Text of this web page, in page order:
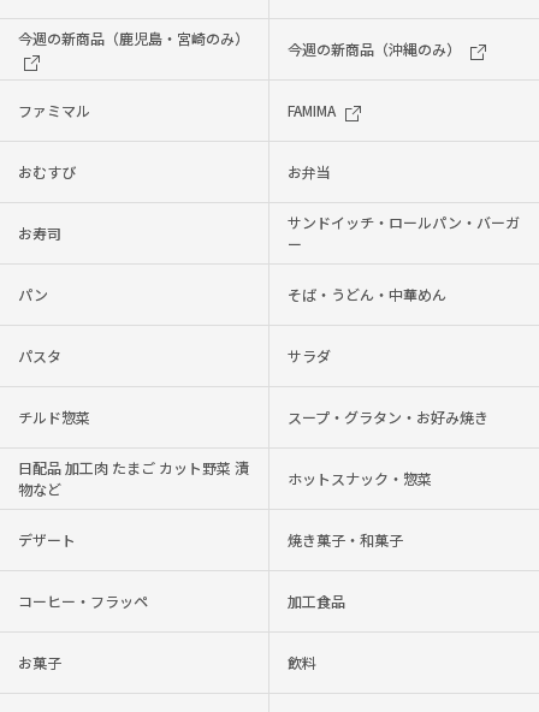
今週の新商品（鹿児島・宮崎のみ）
今週の新商品（沖縄のみ）
ファミマル FAMIMA
おむすび お弁当
お寿司
サンドイッチ・ロールパン・バーガ
ー
パン そば・うどん・中華めん
パスタ サラダ
チルド惣菜 スープ・グラタン・お好み焼き
日配品 加工肉 たまご カット野菜 漬
物など
ホットスナック・惣菜
デザート 焼き菓子・和菓子
コーヒー・フラッペ 加工食品
お菓子 飲料